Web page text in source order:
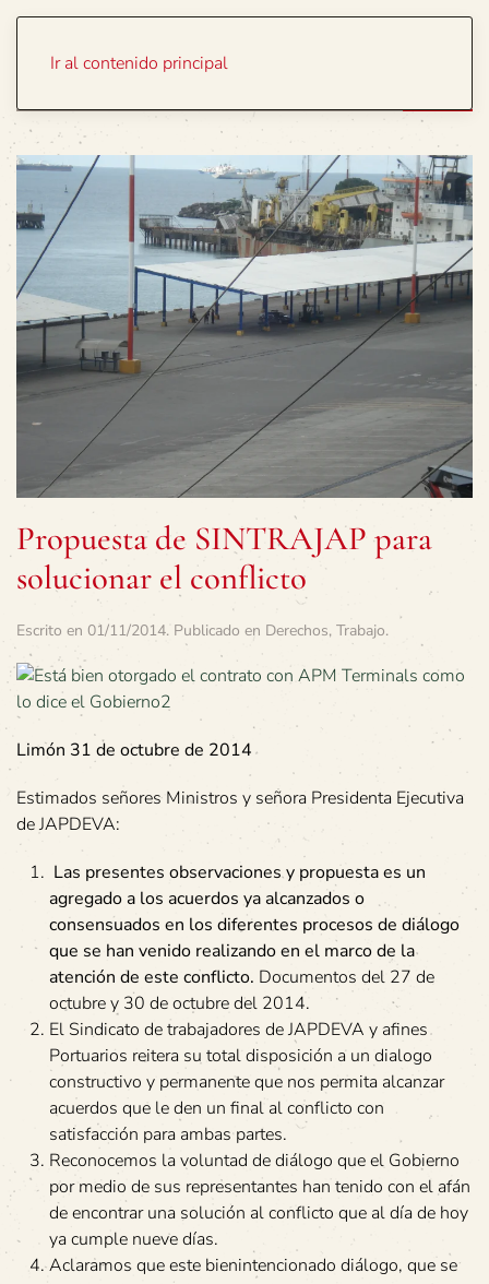
Ir al contenido principal
Propuesta de SINTRAJAP para
solucionar el conflicto
Escrito en 01/11/2014. Publicado en Derechos, Trabajo.
Limón 31 de octubre de 2014
Estimados señores Ministros y señora Presidenta Ejecutiva
de JAPDEVA:
Las presentes observaciones y propuesta es un
agregado a los acuerdos ya alcanzados o
consensuados en los diferentes procesos de diálogo
que se han venido realizando en el marco de la
atención de este conflicto. Documentos del 27 de
octubre y 30 de octubre del 2014.
El Sindicato de trabajadores de JAPDEVA y afines
Portuarios reitera su total disposición a un dialogo
constructivo y permanente que nos permita alcanzar
acuerdos que le den un final al conflicto con
satisfacción para ambas partes.
Reconocemos la voluntad de diálogo que el Gobierno
por medio de sus representantes han tenido con el afán
de encontrar una solución al conflicto que al día de hoy
ya cumple nueve días.
Aclaramos que este bienintencionado diálogo, que se